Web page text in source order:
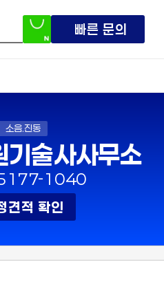
빠른 문의
소음.진동
기술사사무소
1040
견적 확인